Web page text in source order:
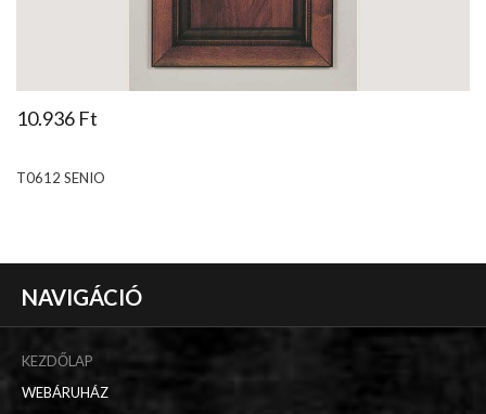
10.936 Ft
T0612 SENIO
NAVIGÁCIÓ
KEZDŐLAP
WEBÁRUHÁZ